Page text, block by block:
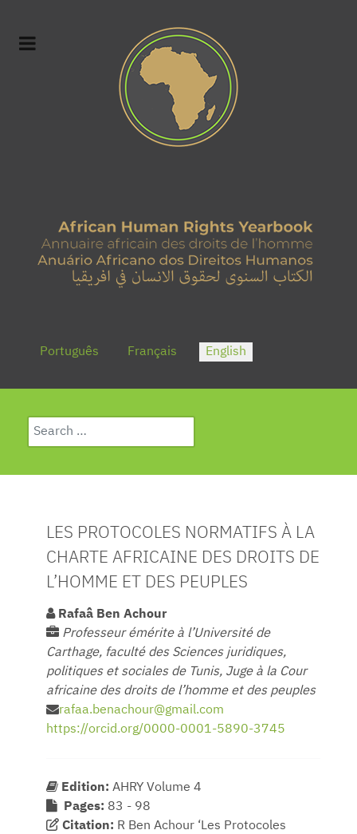
Select your language
Português Français English
Search
LES PROTOCOLES NORMATIFS À LA
CHARTE AFRICAINE DES DROITS DE
L’HOMME ET DES PEUPLES
Rafaâ Ben Achour
Professeur émérite à l’Université de
Carthage, faculté des Sciences juridiques,
politiques et sociales de Tunis, Juge à la Cour
africaine des droits de l’homme et des peuples
rafaa.benachour@gmail.com
https://orcid.org/0000-0001-5890-3745
Edition: AHRY Volume 4
Pages: 83 - 98
Citation: R Ben Achour ‘Les Protocoles